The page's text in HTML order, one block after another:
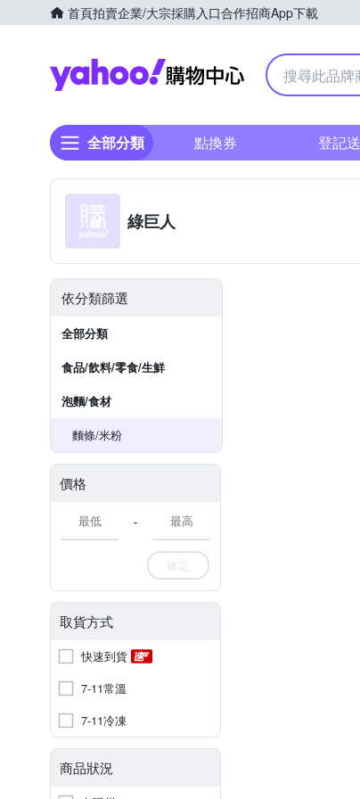
首頁拍賣企業/大宗採購入口合作招商App下載
Yahoo購物中心
全部分類 點換券 登記送
綠巨人
依分類篩選
全部分類
食品/飲料/零食/生鮮
泡麵/食材
麵條/米粉
價格
-
確定
取貨方式
快速到貨
7-11常溫
7-11冷凍
商品狀況